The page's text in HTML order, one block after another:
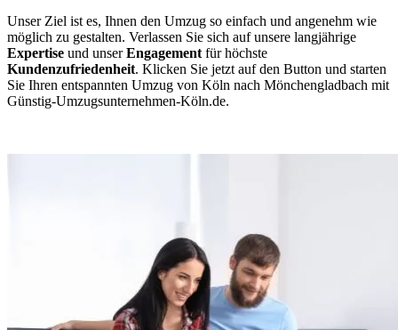
Unser Ziel ist es, Ihnen den Umzug so einfach und angenehm wie
möglich zu gestalten. Verlassen Sie sich auf unsere langjährige
Expertise und unserEngagement für höchste
Kundenzufriedenheit. Klicken Sie jetzt auf den Button und starten
Sie Ihren entspannten Umzug von Köln nach Mönchengladbach mit
Günstig-Umzugsunternehmen-Köln.de.